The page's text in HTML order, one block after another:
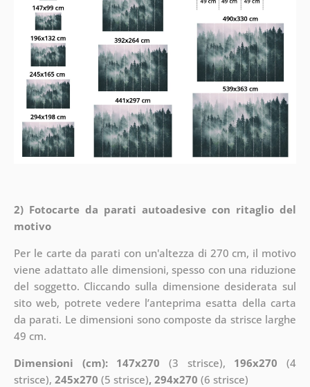
2) Fotocarte da parati autoadesive con ritaglio del
motivo
Per le carte da parati con un'altezza di 270 cm, il motivo
viene adattato alle dimensioni, spesso con una riduzione
del soggetto. Cliccando sulla dimensione desiderata sul
sito web, potrete vedere l’anteprima esatta della carta
da parati. Le dimensioni sono composte da strisce larghe
49 cm.
Dimensioni (cm): 147x270 (3 strisce), 196x270 (4
strisce), 245x270 (5 strisce), 294x270 (6 strisce)